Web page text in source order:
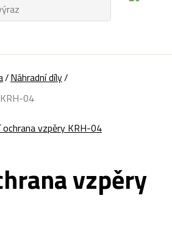
Náhradní díly
04
vzpěry